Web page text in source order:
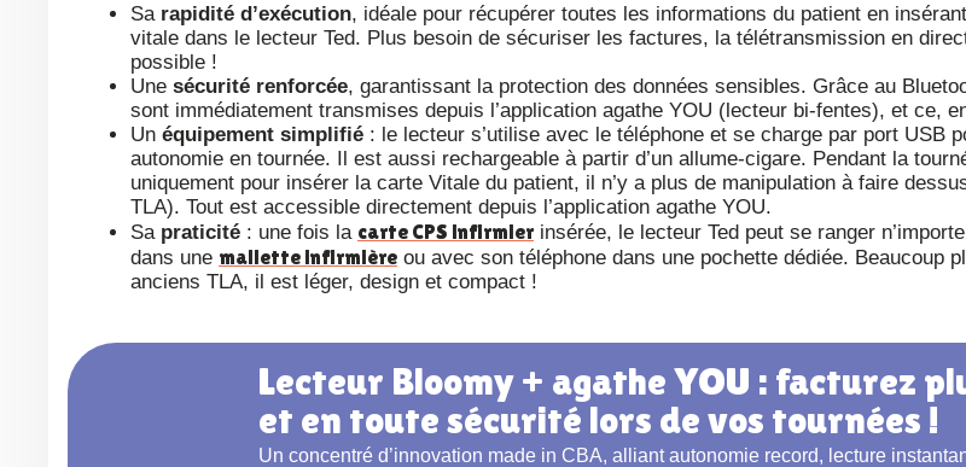
Sa rapidité d’exécution, idéale pour récupérer toutes les informations du patient en
vitale dans le lecteur Ted. Plus besoin de sécuriser les factures, la télétransmission en
possible !
Une sécurité renforcée, garantissant la protection des données sensibles. Grâce au
sont immédiatement transmises depuis l’application agathe YOU (lecteur bi-fentes), et ce,
Un équipement simplifié : le lecteur s’utilise avec le téléphone et se charge par port USB
autonomie en tournée. Il est aussi rechargeable à partir d’un allume-cigare. Pendant la
uniquement pour insérer la carte Vitale du patient, il n’y a plus de manipulation à faire
TLA). Tout est accessible directement depuis l’application agathe YOU.
Sa praticité : une fois la carte CPS infirmier insérée, le lecteur Ted peut se ranger
dans une mallette infirmière ou avec son téléphone dans une pochette dédiée. Beaucoup
anciens TLA, il est léger, design et compact !
Lecteur Bloomy + agathe YOU : facturez plus vite
et en toute sécurité lors de vos tournées !
Un concentré d’innovation made in CBA, alliant autonomie record, lecture instantanée de la carte